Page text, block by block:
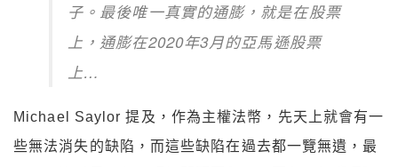
子。最後唯一真實的通膨，就是在股票
上，通膨在2020年3月的亞馬遜股票
上…
Michael Saylor 提及，作為主權法幣，先天上就會有一
些無法消失的缺陷，而這些缺陷在過去都一覽無遺，最